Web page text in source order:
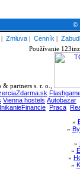
©
| Zmluva | Cenník |
Používanie
partners s. r. o.,
Vienna hostels Autobazar
Praca
»
»
»
»
»
»